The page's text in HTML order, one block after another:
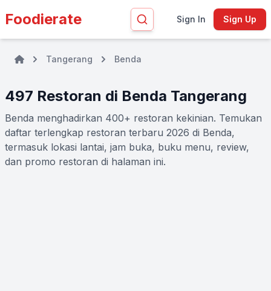
Foodierate Sign In Sign Up
Tangerang Benda
497 Restoran di Benda Tangerang
Benda menghadirkan 400+ restoran kekinian. Temukan
daftar terlengkap restoran terbaru 2026 di Benda,
termasuk lokasi lantai, jam buka, buku menu, review,
dan promo restoran di halaman ini.